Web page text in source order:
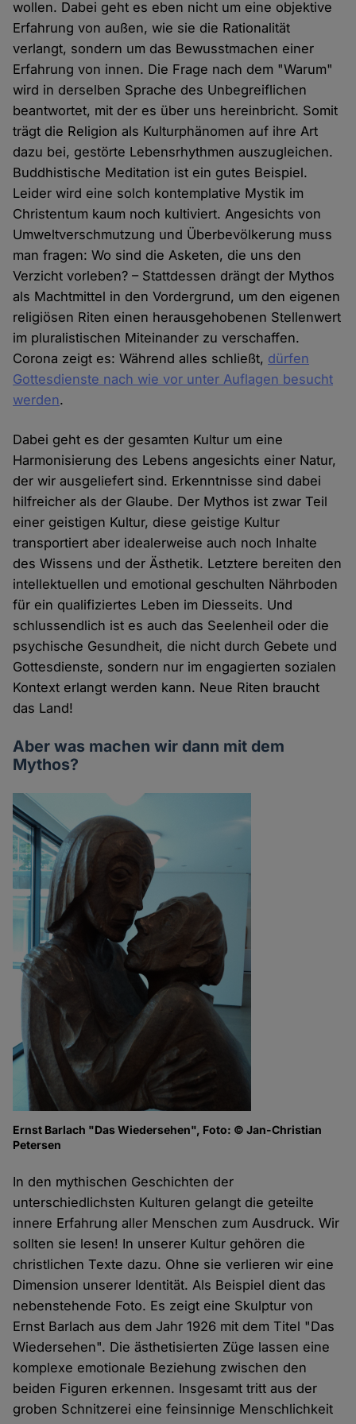
wollen. Dabei geht es eben nicht um eine objektive
Erfahrung von außen, wie sie die Rationalität
verlangt, sondern um das Bewusstmachen einer
Erfahrung von innen. Die Frage nach dem "Warum"
wird in derselben Sprache des Unbegreiflichen
beantwortet, mit der es über uns hereinbricht. Somit
trägt die Religion als Kulturphänomen auf ihre Art
dazu bei, gestörte Lebensrhythmen auszugleichen.
Buddhistische Meditation ist ein gutes Beispiel.
Leider wird eine solch kontemplative Mystik im
Christentum kaum noch kultiviert. Angesichts von
Umweltverschmutzung und Überbevölkerung muss
man fragen: Wo sind die Asketen, die uns den
Verzicht vorleben? – Stattdessen drängt der Mythos
als Machtmittel in den Vordergrund, um den eigenen
religiösen Riten einen herausgehobenen Stellenwert
im pluralistischen Miteinander zu verschaffen.
Corona zeigt es: Während alles schließt, dürfen
Gottesdienste nach wie vor unter Auflagen besucht
werden.
Dabei geht es der gesamten Kultur um eine
Harmonisierung des Lebens angesichts einer Natur,
der wir ausgeliefert sind. Erkenntnisse sind dabei
hilfreicher als der Glaube. Der Mythos ist zwar Teil
einer geistigen Kultur, diese geistige Kultur
transportiert aber idealerweise auch noch Inhalte
des Wissens und der Ästhetik. Letztere bereiten den
intellektuellen und emotional geschulten Nährboden
für ein qualifiziertes Leben im Diesseits. Und
schlussendlich ist es auch das Seelenheil oder die
psychische Gesundheit, die nicht durch Gebete und
Gottesdienste, sondern nur im engagierten sozialen
Kontext erlangt werden kann. Neue Riten braucht
das Land!
Aber was machen wir dann mit dem
Mythos?
Ernst Barlach "Das Wiedersehen", Foto: © Jan-Christian
Petersen
In den mythischen Geschichten der
unterschiedlichsten Kulturen gelangt die geteilte
innere Erfahrung aller Menschen zum Ausdruck. Wir
sollten sie lesen! In unserer Kultur gehören die
christlichen Texte dazu. Ohne sie verlieren wir eine
Dimension unserer Identität. Als Beispiel dient das
nebenstehende Foto. Es zeigt eine Skulptur von
Ernst Barlach aus dem Jahr 1926 mit dem Titel "Das
Wiedersehen". Die ästhetisierten Züge lassen eine
komplexe emotionale Beziehung zwischen den
beiden Figuren erkennen. Insgesamt tritt aus der
groben Schnitzerei eine feinsinnige Menschlichkeit